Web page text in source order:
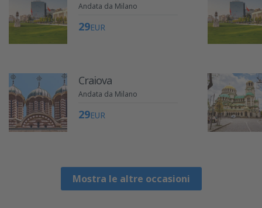
Andata da Milano
29EUR
Craiova
Andata da Milano
29EUR
Mostra le altre occasioni